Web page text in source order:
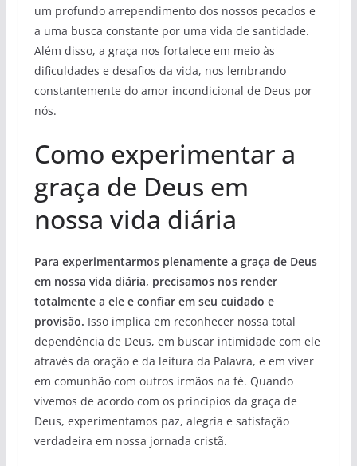
um profundo arrependimento dos nossos pecados e
a uma busca constante por uma vida de santidade.
Além disso, a graça nos fortalece em meio às
dificuldades e desafios da vida, nos lembrando
constantemente do amor incondicional de Deus por
nós.
Como experimentar a
graça de Deus em
nossa vida diária
Para experimentarmos plenamente a graça de Deus
em nossa vida diária, precisamos nos render
totalmente a ele e confiar em seu cuidado e
provisão. Isso implica em reconhecer nossa total
dependência de Deus, em buscar intimidade com ele
através da oração e da leitura da Palavra, e em viver
em comunhão com outros irmãos na fé. Quando
vivemos de acordo com os princípios da graça de
Deus, experimentamos paz, alegria e satisfação
verdadeira em nossa jornada cristã.